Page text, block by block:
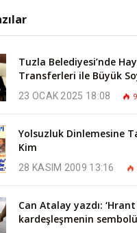
Tuzla Belediyesi’nde
Transferleri ile Büyük
23 OCAK 2025 18:08
Yolsuzluk Dinlemesine
Kim
28 KASIM 2009 13:16
Can Atalay yazdı:
kardeşleşmenin